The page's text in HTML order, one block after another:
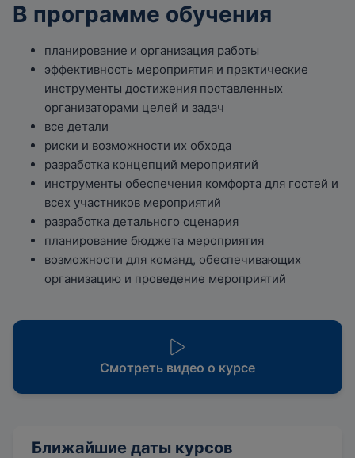
В программе обучения
планирование и организация работы
эффективность мероприятия и практические
инструменты достижения поставленных
организаторами целей и задач
все детали
риски и возможности их обхода
разработка концепций мероприятий
инструменты обеспечения комфорта для гостей и
всех участников мероприятий
разработка детального сценария
планирование бюджета мероприятия
возможности для команд, обеспечивающих
организацию и проведение мероприятий
Смотреть видео о курсе
Ближайшие даты курсов